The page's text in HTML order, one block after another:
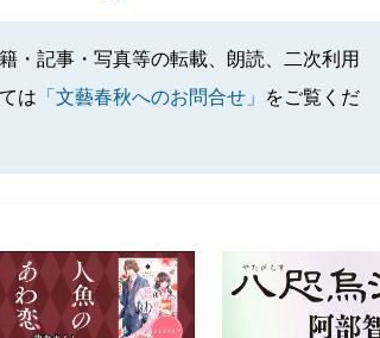
・記事・写真等の転載、朗読、二次利用
は 「文藝春秋へのお問合せ」
をご覧くだ